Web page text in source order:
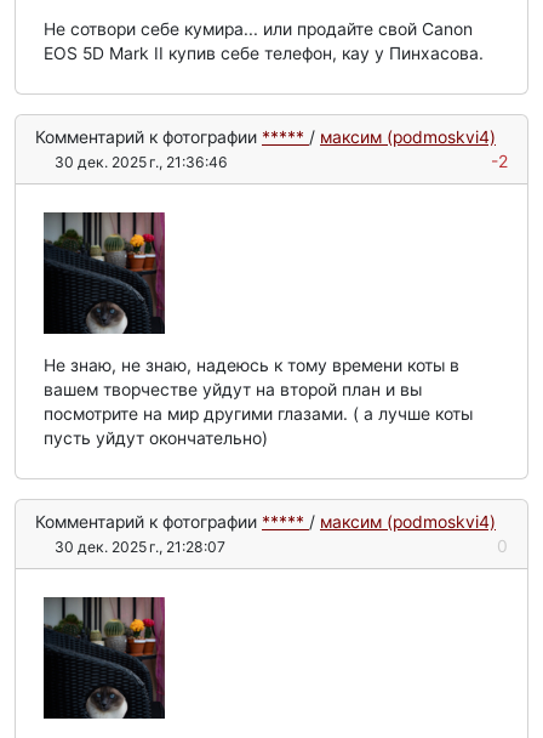
Не сотвори себе кумира... или продайте свой Canon
EOS 5D Mark II купив себе телефон, кау у Пинхасова.
Комментарий к фотографии ***** / максим (podmoskvi4)
30 дек. 2025 г., 21:36:46 -2
Не знаю, не знаю, надеюсь к тому времени коты в
вашем творчестве уйдут на второй план и вы
посмотрите на мир другими глазами. ( а лучше коты
пусть уйдут окончательно)
Комментарий к фотографии ***** / максим (podmoskvi4)
30 дек. 2025 г., 21:28:07 0